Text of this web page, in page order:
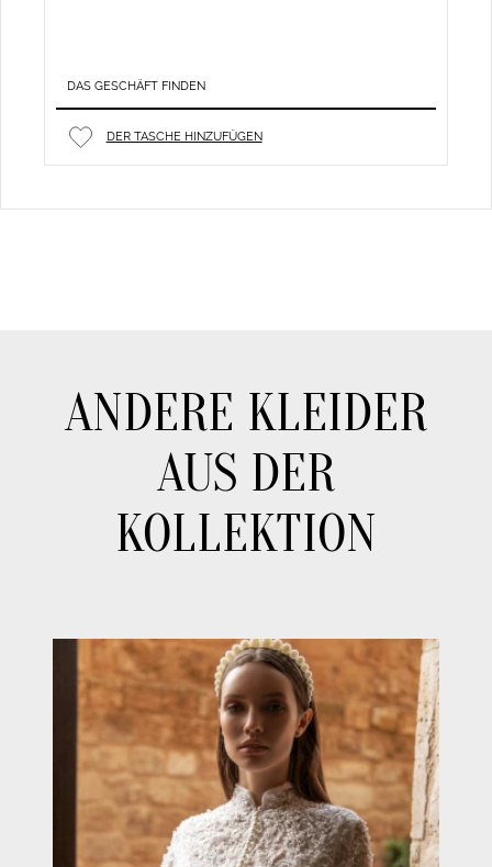
DAS GESCHÄFT FINDEN
DER TASCHE HINZUFÜGEN
ANDERE KLEIDER
AUS DER
KOLLEKTION